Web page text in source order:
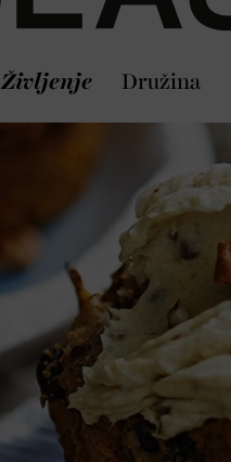
Življenje Družina